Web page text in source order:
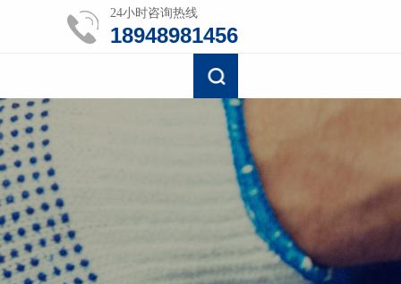
24小时咨询热线
18948981456